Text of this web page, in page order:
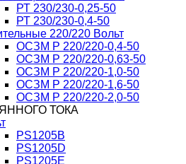
РТ 230/230-0,25-50
РТ 230/230-0,4-50
220/220 Вольт
ОСЗМ Р 220/220-0,4-50
ОСЗМ Р 220/220-0,63-50
ОСЗМ Р 220/220-1,0-50
ОСЗМ Р 220/220-1,6-50
ОСЗМ Р 220/220-2,0-50
ТОКА
PS1205B
PS1205D
PS1205E